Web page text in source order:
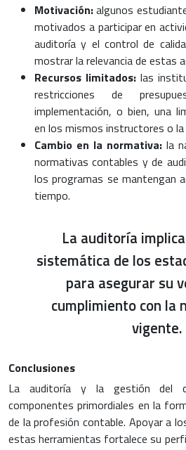
Motivación:algunos
motivados a participar en
auditoría y el control de
mostrar la relevancia de estas
Recursos limitados:las
restricciones de
implementación, o bien, una
en los mismos instructores o
Cambio en la normativa:la
normativas contables y de
los programas se mantengan
tiempo.
La auditoría
sistemática de los
para asegurar su
cumplimiento con la
vigente.
Conclusiones
La auditoría y la gestión del
componentes primordiales en la
de la profesión contable. Apoyar a
estas herramientas fortalece su